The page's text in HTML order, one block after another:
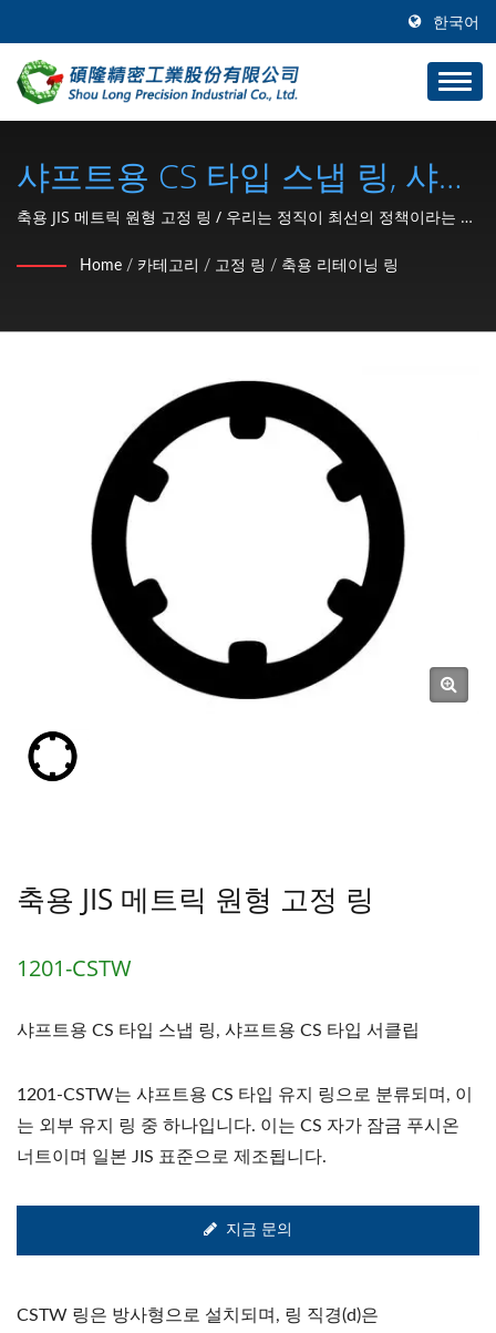
한국어
샤프트용 CS 타입 스냅 링, 샤프
트용 CS 타입 서클립 / 1991년
부터 SHOU LONG은 자동차 및
립, 스냅 링, 핀) 제조업체입니
축용 JIS 메트릭 원형 고정 링 / 우리는 정직이 최선의 정책이라는 것
부품 시장에서 선도할 수 있도록 돕는 것입니다.
Home / 카테고리 / 고정 링 / 축용 리테이닝 링
축용 JIS 메트릭 원형 고정 링
1201-CSTW
샤프트용 CS 타입 스냅 링, 샤프트용 CS 타입 서클립
1201-CSTW는 샤프트용 CS 타입 유지 링으로 분류되며, 이
는 외부 유지 링 중 하나입니다. 이는 CS 자가 잠금 푸시온
너트이며 일본 JIS 표준으로 제조됩니다.
지금 문의
CSTW 링은 방사형으로 설치되며, 링 직경(d)은